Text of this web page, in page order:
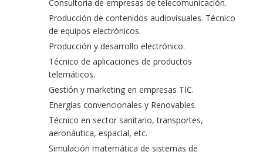
Consultoría de empresas de telecomunicación.
Producción de contenidos audiovisuales. Técnico
de equipos electrónicos.
Producción y desarrollo electrónico.
Técnico de aplicaciones de productos
telemáticos.
Gestión y marketing en empresas TIC.
Energías convencionales y Renovables.
Técnico en sector sanitario, transportes,
aeronáutica, espacial, etc.
Simulación matemática de sistemas de